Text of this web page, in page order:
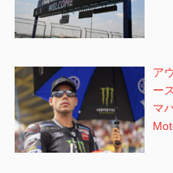
ア
ー
マ